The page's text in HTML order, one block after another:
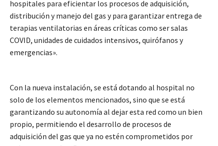
hospitales para eficientar los procesos de adquisición,
distribución y manejo del gas y para garantizar entrega de
terapias ventilatorias en áreas críticas como ser salas
COVID, unidades de cuidados intensivos, quirófanos y
emergencias».
Con la nueva instalación, se está dotando al hospital no
solo de los elementos mencionados, sino que se está
garantizando su autonomía al dejar esta red como un bien
propio, permitiendo el desarrollo de procesos de
adquisición del gas que ya no estén comprometidos por